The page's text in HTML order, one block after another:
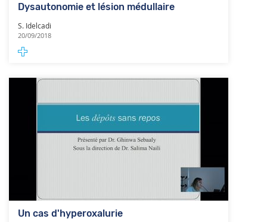
Dysautonomie et lésion médullaire
S. Idelcadi
20/09/2018
Un cas d'hyperoxalurie